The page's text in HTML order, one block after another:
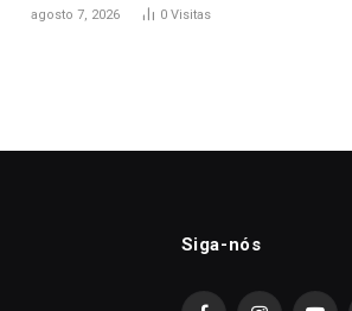
agosto 7, 2026 0 Visitas
Siga-nós